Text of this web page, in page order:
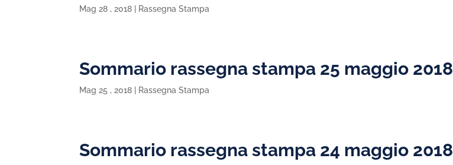
Mag 28 , 2018 Rassegna Stampa
Sommario rassegna stampa 25 maggio 2018
Mag 25 , 2018 Rassegna Stampa
Sommario rassegna stampa 24 maggio 2018